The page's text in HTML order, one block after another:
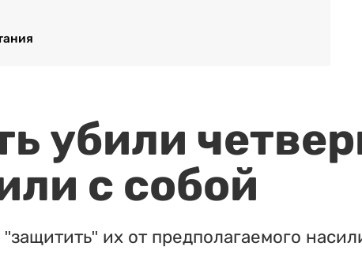
убили
с собой
их от предполагаемого